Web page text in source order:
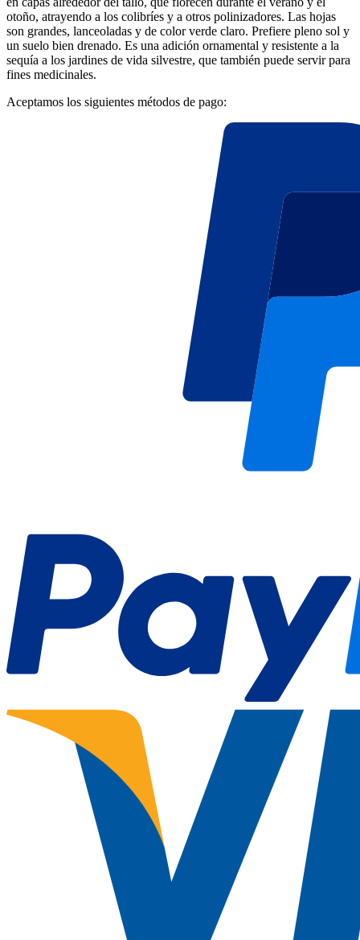
otoño, atrayendo a los colibríes y a otros polinizadores. Las hojas
son grandes, lanceoladas y de color verde claro. Prefiere pleno sol y
un suelo bien drenado. Es una adición ornamental y resistente a la
sequía a los jardines de vida silvestre, que también puede servir para
fines medicinales.
Aceptamos los siguientes métodos de pago: